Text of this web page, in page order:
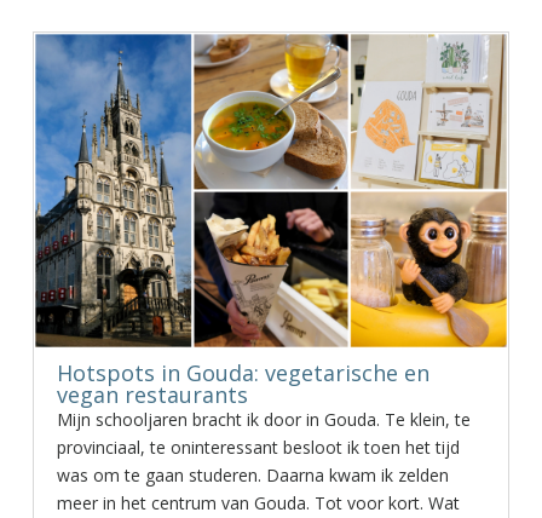
Hotspots in Gouda: vegetarische en
vegan restaurants
Mijn schooljaren bracht ik door in Gouda. Te klein, te
provinciaal, te oninteressant besloot ik toen het tijd
was om te gaan studeren. Daarna kwam ik zelden
meer in het centrum van Gouda. Tot voor kort. Wat